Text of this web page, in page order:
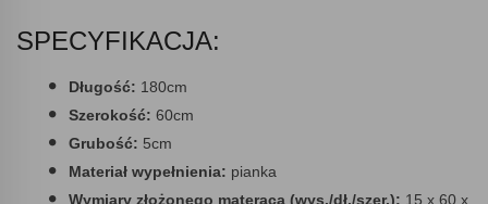
SPECYFIKACJA:
Długość: 180cm
Szerokość: 60cm
Grubość: 5cm
Materiał wypełnienia: pianka
Wymiary złożonego materaca (wys./dł./szer.): 15 x 60 x